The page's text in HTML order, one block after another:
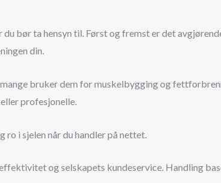
bør ta hensyn til. Først og fremst er det
din.
bruker dem for muskelbygging og
profesjonelle.
i sjelen når du handler på nettet.
og selskapets kundeservice. Handling